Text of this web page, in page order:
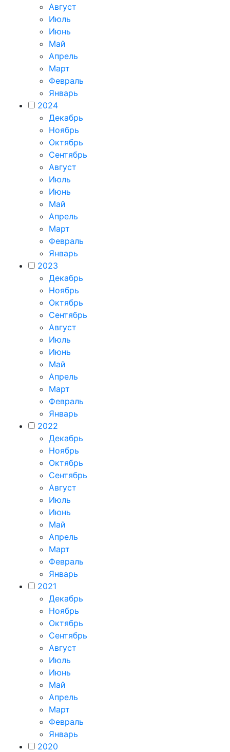
Август
Июль
Июнь
Май
Апрель
Март
Февраль
Январь
2024
Декабрь
Ноябрь
Октябрь
Сентябрь
Август
Июль
Июнь
Май
Апрель
Март
Февраль
Январь
2023
Декабрь
Ноябрь
Октябрь
Сентябрь
Август
Июль
Июнь
Май
Апрель
Март
Февраль
Январь
2022
Декабрь
Ноябрь
Октябрь
Сентябрь
Август
Июль
Июнь
Май
Апрель
Март
Февраль
Январь
2021
Декабрь
Ноябрь
Октябрь
Сентябрь
Август
Июль
Июнь
Май
Апрель
Март
Февраль
Январь
2020